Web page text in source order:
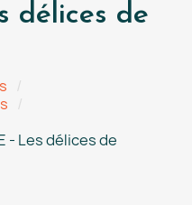
délices de
- Les délices de